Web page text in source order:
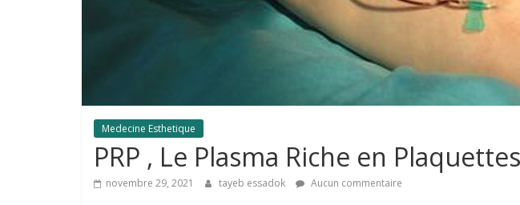
Medecine Esthetique
PRP , Le Plasma Riche en Plaquettes
novembre 29, 2021 tayeb essadok Aucun commentaire